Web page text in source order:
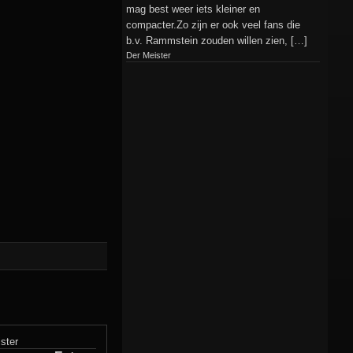
mag best weer iets kleiner en
compacter.Zo zijn er ook veel fans die
b.v. Rammstein zouden willen zien, […]
Der Meister